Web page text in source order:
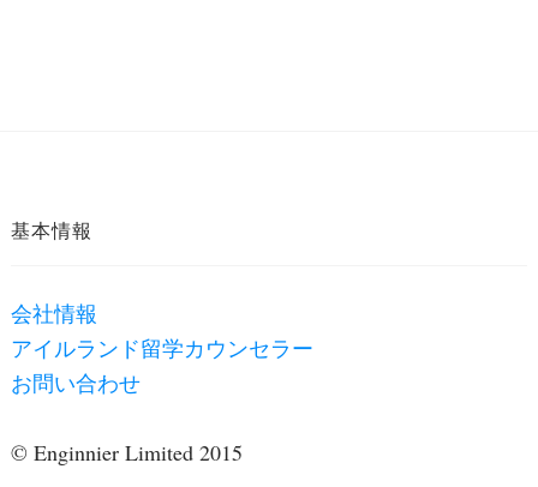
基本情報
会社情報
アイルランド留学カウンセラー
お問い合わせ
© Enginnier Limited 2015